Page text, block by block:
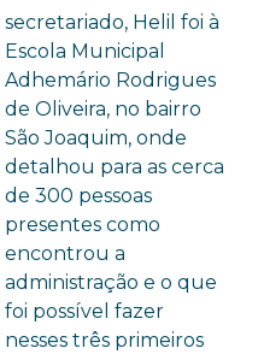
secretariado, Helil foi à
Escola Municipal
Adhemário Rodrigues
de Oliveira, no bairro
São Joaquim, onde
detalhou para as cerca
de 300 pessoas
presentes como
encontrou a
administração e o que
foi possível fazer
nesses três primeiros